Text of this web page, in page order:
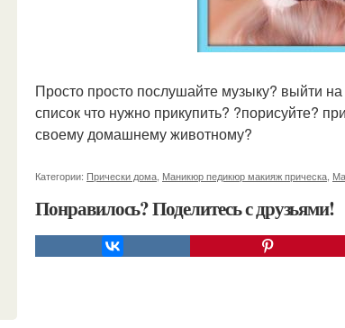
Просто просто послушайте музыку? выйти
список что нужно прикупить? ?порисуйте?
своему домашнему животному?
Категории: Прически дома Маникюр педикюр макияж прическа
Понравилось? Поделитесь с друзьями!